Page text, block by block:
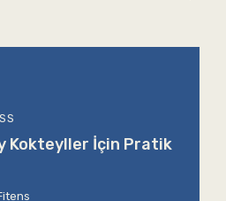
Kokteyller İçin Pratik